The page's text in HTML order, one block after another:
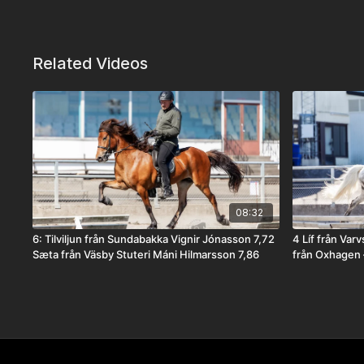
Related Videos
08:32
6: Tilviljun från Sundabakka Vignir Jónasson 7,72
Sæta från Väsby Stuteri Máni Hilmarsson 7,86
4 Líf från
från Oxhagen